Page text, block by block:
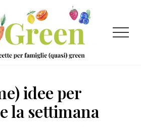
Menu
idee per
la settimana